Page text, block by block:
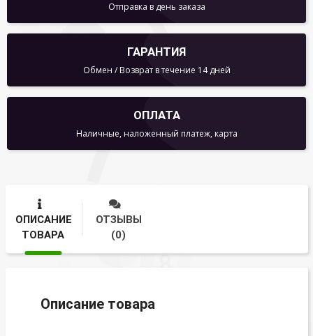
Отправка в день заказа
ГАРАНТИЯ
Обмен / Возврат в течение 14 дней
ОПЛАТА
Наличные, наложенный платеж, карта
ОПИСАНИЕ
ТОВАРА
ОТЗЫВЫ
(0)
Описание товара